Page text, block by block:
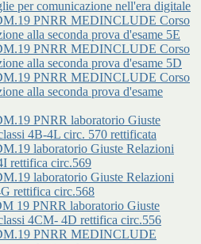
per comunicazione nell'era digitale
PNRR MEDINCLUDE Corso
alla seconda prova d'esame 5E
PNRR MEDINCLUDE Corso
alla seconda prova d'esame 5D
PNRR MEDINCLUDE Corso
alla seconda prova d'esame
PNRR laboratorio Giuste
4B-4L circ. 570 rettificata
laboratorio Giuste Relazioni
rettifica circ.569
laboratorio Giuste Relazioni
rettifica circ.568
19 PNRR laboratorio Giuste
4CM- 4D rettifica circ.556
PNRR MEDINCLUDE